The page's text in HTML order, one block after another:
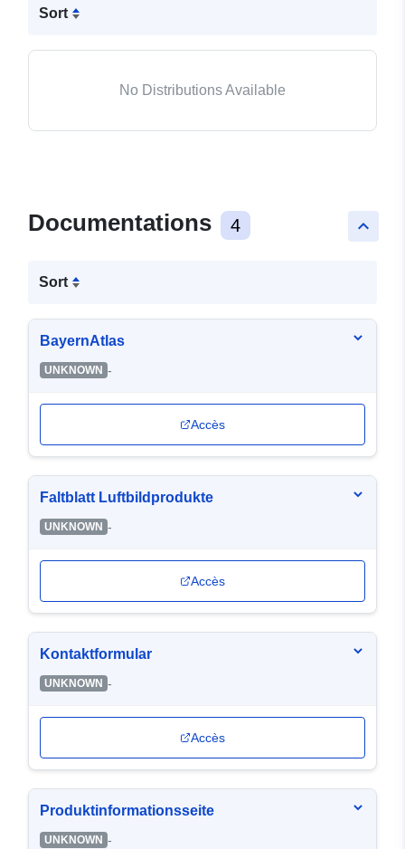
Sort
No Distributions Available
keyboard_arrow_up
Documentations 4
Sort
BayernAtlas
UNKNOWN -
Accès
Faltblatt Luftbildprodukte
UNKNOWN -
Accès
Kontaktformular
UNKNOWN -
Accès
Produktinformationsseite
UNKNOWN -